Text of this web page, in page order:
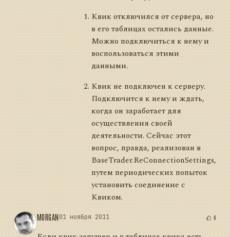
Квик отключился от сервера, но
в его таблицах остались данные.
Можно подключиться к нему и
воспользоваться этими
данными.
Квик не подключен к серверу.
Подключится к нему и ждать,
когда он заработает для
осуществления своей
деятельности. Сейчас этот
вопрос, правда, реализован в
BaseTrader.ReConnectionSettings,
путем периодических попыток
установить соединение с
Квиком.
MORGAN 01 ноября 2011 0